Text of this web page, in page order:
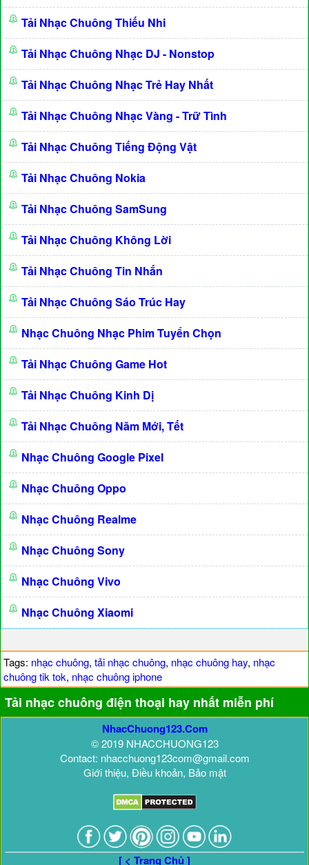
Tải Nhạc Chuông Thiếu Nhi
Tải Nhạc Chuông Nhạc DJ - Nonstop
Tải Nhạc Chuông Nhạc Trẻ Hay Nhất
Tải Nhạc Chuông Nhạc Vàng - Trữ Tình
Tải Nhạc Chuông Tiếng Động Vật
Tải Nhạc Chuông Nokia
Tải Nhạc Chuông SamSung
Tải Nhạc Chuông Không Lời
Tải Nhạc Chuông Tin Nhắn
Tải Nhạc Chuông Sáo Trúc Hay
Nhạc Chuông Nhạc Phim Tuyển Chọn
Tải Nhạc Chuông Game Hot
Tải Nhạc Chuông Kinh Dị
Tải Nhạc Chuông Năm Mới, Tết
Nhạc Chuông Google Pixel
Nhạc Chuông Oppo
Nhạc Chuông Realme
Nhạc Chuông Sony
Nhạc Chuông Vivo
Nhạc Chuông Xiaomi
Tags: nhạc chuông, tải nhạc chuông, nhạc chuông hay, nhạc
chuông tik tok, nhạc chuông iphone
Tải nhạc chuông điện thoại hay nhất miễn phí
NhacChuong123.Com
© 2019 NHACCHUONG123
Contact: nhacchuong123com@gmail.com
Giới thiệu, Điều khoản, Bảo mật
[ < Trang Chủ ]